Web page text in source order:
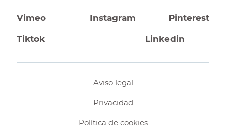
Vimeo Instagram Pinterest
Tiktok Linkedin
Aviso legal
Privacidad
Política de cookies